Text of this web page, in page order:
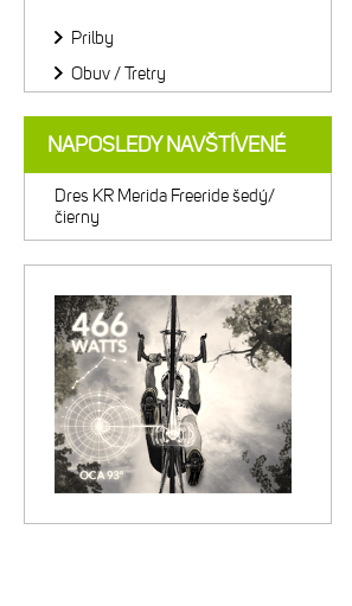
Prilby
Obuv / Tretry
NAPOSLEDY NAVŠTÍVENÉ
Dres KR Merida Freeride šedý/
čierny